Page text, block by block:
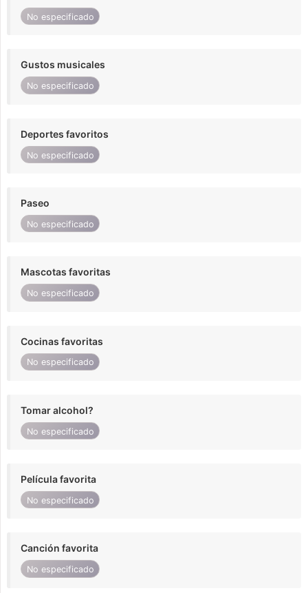
No especificado
Gustos musicales
No especificado
Deportes favoritos
No especificado
Paseo
No especificado
Mascotas favoritas
No especificado
Cocinas favoritas
No especificado
Tomar alcohol?
No especificado
Película favorita
No especificado
Canción favorita
No especificado